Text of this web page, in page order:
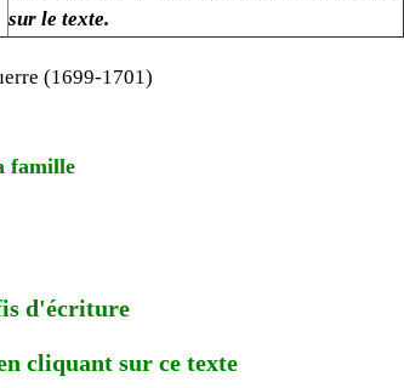
sur le texte.
famille
d'écriture
cliquant sur ce texte